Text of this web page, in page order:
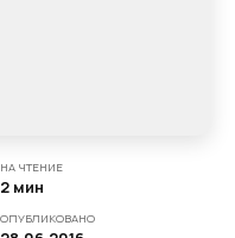
НА ЧТЕНИЕ
2 мин
ОПУБЛИКОВАНО